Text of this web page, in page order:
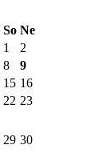
So Ne
1
2
8
9
15 16
22 23
29 30